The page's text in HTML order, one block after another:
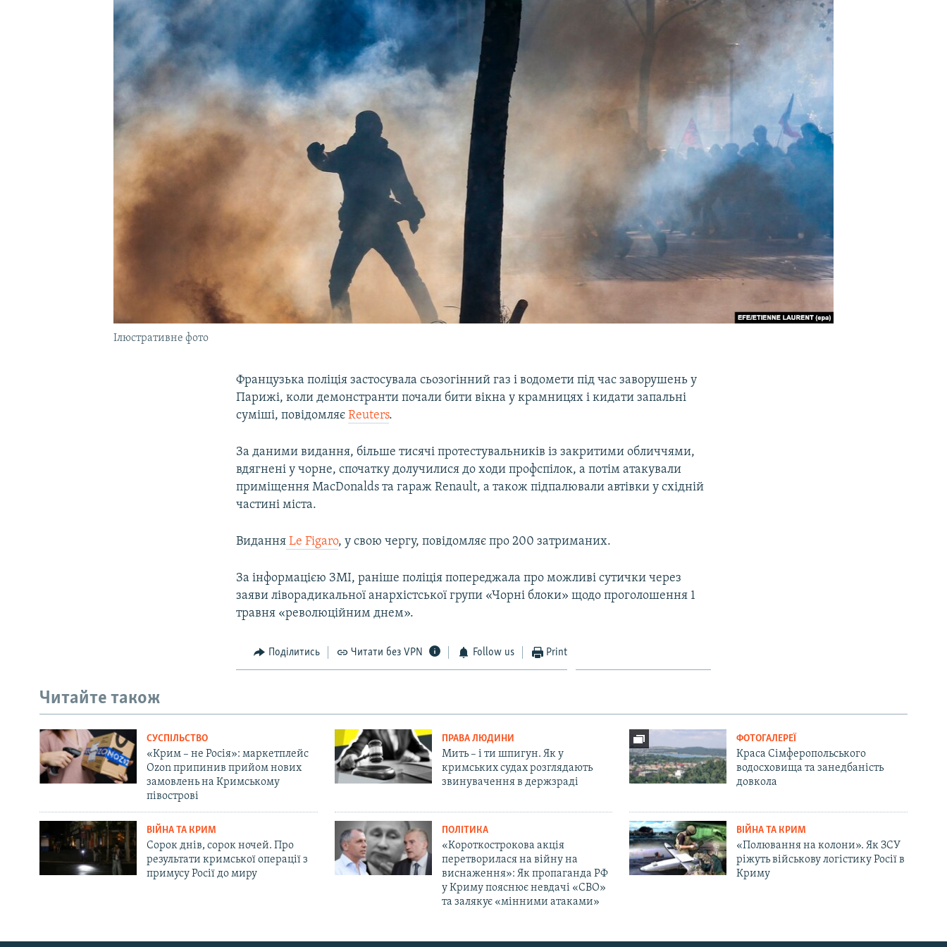
УКРАЇНСЬКА ПРОБЛЕМА КРИМУ
Русский
Ілюстративне фото
Французька поліція застосувала сьозогінний газ і водомети під час заворушень у
Парижі, коли демонстранти почали бити вікна у крамницях і кидати запальні
суміші, повідомляєReuters.
За даними видання, більше тисячі протестувальників із закритими обличчями,
вдягнені у чорне, спочатку долучилися до ходи профспілок, а потім атакували
приміщення МacDonalds та гараж Renault, а також підпалювали автівки у східній
частині міста.
Видання Le Figaro, у свою чергу, повідомляє про 200 затриманих.
За інформацією ЗМІ, раніше поліція попереджала про можливі сутички через
заяви ліворадикальної анархістської групи «Чорні блоки» щодо проголошення 1
травня «революційним днем».
Поділитись Читати без VPN Follow us Print
Читайте також
СУСПІЛЬСТВО
«Крим – не Росія»: маркетплейс
Ozon припинив прийом нових
замовлень на Кримському
півострові
ПРАВА ЛЮДИНИ
Мить – і ти шпигун. Як у
кримських судах розглядають
звинувачення в держзраді
ФОТОГАЛЕРЕЇ
Краса Сімферопольського
водосховища та занедбаність
довкола
ВІЙНА ТА КРИМ
Сорок днів, сорок ночей. Про
результати кримської операції з
примусу Росії до миру
ПОЛІТИКА
«Короткострокова акція
перетворилася на війну на
виснаження»: Як пропаганда РФ
у Криму пояснює невдачі «СВО»
та залякує «мінними атаками»
ВІЙНА ТА КРИМ
«Полювання на колони». Як ЗСУ
ріжуть військову логістику Росії в
Криму